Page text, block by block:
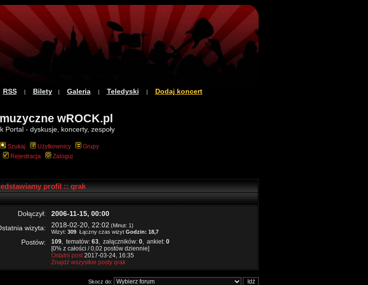
RSS| Bilety| Galeria| Teledyski | Dodaj koncert
wROCK.pl
Portal - dyskusje, koncerty, zespoły
Szukaj Użytkownicy
Grupy
Rejestracja
Zaloguj
profil :: qrak
Dołączył:
2006-11-15, 00:00
wizyta:
2018-02-20, 22:02 (Minut: 1)
Wizyt: 309 Łączny czas wizyt Godzin: 18,7
Postów: 109, tematów: 63, załączników: 0, ankiet: 0
[0% z całości / 0,02 postów dziennie]
Ostatni post2017-03-24, 16:35
Znajdź wszystkie posty qrak
Skocz do: